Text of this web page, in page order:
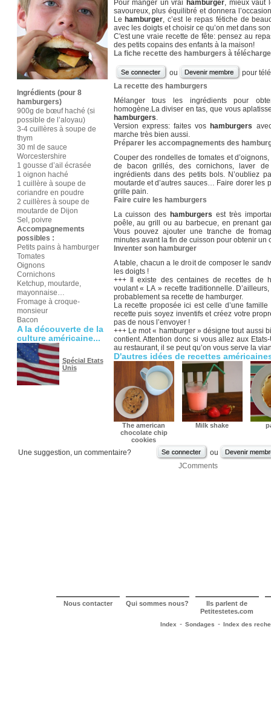
Ingrédients (pour 8
hamburgers)
900g de bœuf haché (si
possible de l’aloyau)
3-4 cuillères à soupe de
thym
30 ml de sauce
Worcestershire
1 gousse d’ail écrasée
1 oignon haché
1 cuillère à soupe de
coriandre en poudre
2 cuillères à soupe de
moutarde de Dijon
Sel, poivre
Accompagnements
possibles :
Petits pains à hamburger
Tomates
Oignons
Cornichons
Ketchup, moutarde,
mayonnaise…
Fromage à croque-
monsieur
Bacon
A la découverte de la
culture américaine...
Spécial Etats
Unis
Pour manger un vrai hamburger, mieux vaut
savoureux, plus équilibré et donnera
Le hamburger, c’est le repas fétiche de
avec les doigts et choisir ce qu’on met dans
C'est une vraie recette de fête: pensez au
des petits copains des enfants à la maison!
La fiche recette des hamburgers à
ou
pour
La recette des hamburgers
Mélanger tous les ingrédients pour
homogène.La diviser en tas, que vous
hamburgers.
Version express: faites vos hamburgers
marche très bien aussi.
Préparer les accompagnements des
Couper des rondelles de tomates et
de bacon grillés, des cornichons, laver
ingrédients dans des petits bols. N’oubliez
moutarde et d’autres sauces… Faire dorer les
grille pain.
Faire cuire les hamburgers
La cuisson des hamburgers est très
poêle, au grill ou au barbecue, en prenant
Vous pouvez ajouter une tranche de
minutes avant la fin de cuisson pour obtenir un
Inventer son hamburger
A table, chacun a le droit de composer le
les doigts !
+++ Il existe des centaines de recettes de
voulant « LA » recette traditionnelle.
probablement sa recette de hamburger.
La recette proposée ici est celle d’une
recette puis soyez inventifs et créez votre
pas de nous l’envoyer !
+++ Le mot « hamburger » désigne tout aussi
contient. Attention donc si vous allez aux
au restaurant, il se peut qu’on vous serve la
D'autres idées de recettes
The american
chocolate chip
cookies
Milk shake
Une suggestion, un commentaire?
ou
JComments
Nous contacter Qui sommes nous? Ils parlent de
Petitestetes.com
Index - Sondages - Index des